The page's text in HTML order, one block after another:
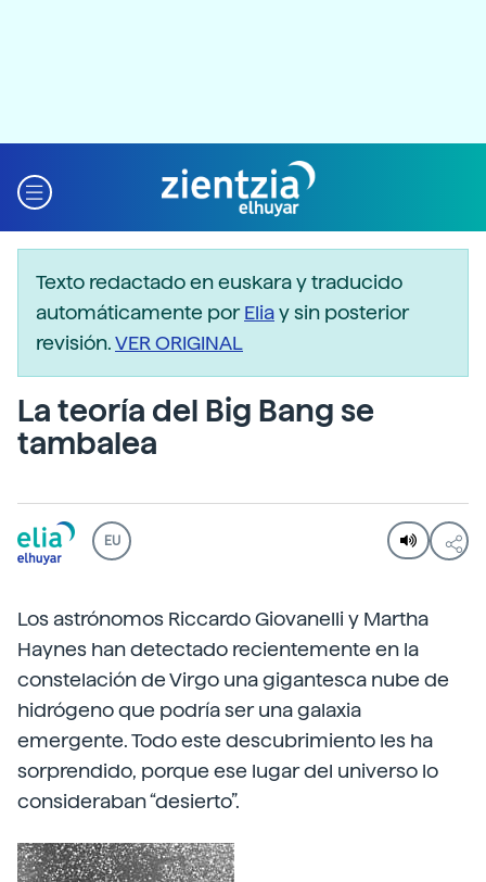
Texto redactado en euskara y traducido
automáticamente porEliay sin posterior
revisión.VER ORIGINAL
La teoría del Big Bang se
tambalea
EU
Los astrónomos Riccardo Giovanelli y Martha
Haynes han detectado recientemente en la
constelación de Virgo una gigantesca nube de
hidrógeno que podría ser una galaxia
emergente. Todo este descubrimiento les ha
sorprendido, porque ese lugar del universo lo
consideraban “desierto”.